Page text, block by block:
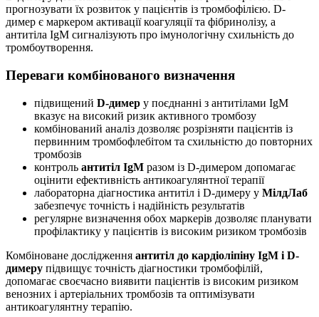
прогнозувати їх розвиток у пацієнтів із тромбофілією. D-
димер є маркером активації коагуляції та фібринолізу, а
антитіла IgM сигналізують про імунологічну схильність до
тромбоутворення.
Переваги комбінованого визначення
підвищений D-димер у поєднанні з антитілами IgM
вказує на високий ризик активного тромбозу
комбінований аналіз дозволяє розрізняти пацієнтів із
первинним тромбофлебітом та схильністю до повторних
тромбозів
контроль антитіл IgM разом із D-димером допомагає
оцінити ефективність антикоагулянтної терапії
лабораторна діагностика антитіл і D-димеру у МілдЛаб
забезпечує точність і надійність результатів
регулярне визначення обох маркерів дозволяє планувати
профілактику у пацієнтів із високим ризиком тромбозів
Комбіноване дослідження антитіл до кардіоліпіну IgM і D-
димеру підвищує точність діагностики тромбофілій,
допомагає своєчасно виявити пацієнтів із високим ризиком
венозних і артеріальних тромбозів та оптимізувати
антикоагулянтну терапію.